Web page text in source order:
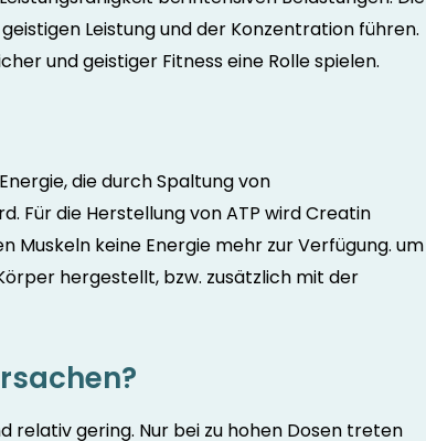
Leistung und der Konzentration führen.
und geistiger Fitness eine Rolle spielen.
die durch Spaltung von
Für die Herstellung von ATP wird Creatin
keine Energie mehr zur Verfügung. um
hergestellt, bzw. zusätzlich mit der
relativ gering. Nur bei zu hohen Dosen treten